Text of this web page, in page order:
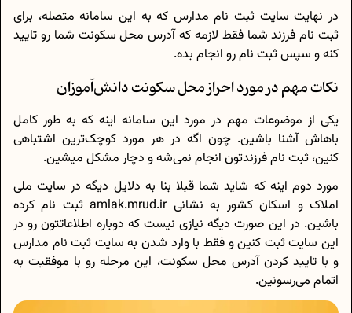
در نهایت سایت ثبت نام مدارس که به این سامانه متصله، برای
ثبت نام فرزند شما فقط لازمه که آدرس محل سکونت شما رو تایید
کنه و سپس ثبت نام رو انجام بده.
نکات مهم در مورد احراز محل سکونت دانش‌آموزان
یکی از موضوعات مهم در مورد این سامانه اینه که به طور کامل
باهاش آشنا باشین. چون اگه در هر مورد کوچک‌ترین اشتباهی
کنین، ثبت نام فرزندتون انجام نمی‌شه و دچار مشکل میشین.
مورد دوم اینه که شاید شما قبلا بنا به دلایل دیگه در سایت ملی
املاک و اسکان کشور به نشانی amlak.mrud.ir ثبت نام کرده
باشین. در این صورت دیگه نیازی نیست که دوباره اطلاعاتتون رو در
این سایت ثبت کنین و فقط با وارد شدن به سایت ثبت نام مدارس
و با تایید کردن آدرس محل سکونت، این مرحله رو با موفقیت به
اتمام می‌رسونین.